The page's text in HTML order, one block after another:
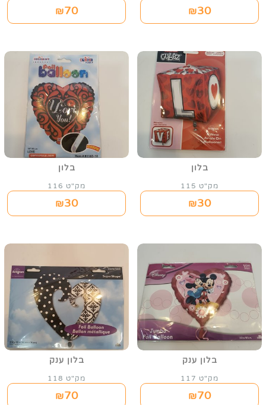
₪30
₪70
בלון
מק"ט 115
₪30
בלון
מק"ט 116
₪30
בלון ענק
מק"ט 117
₪70
בלון ענק
מק"ט 118
₪70